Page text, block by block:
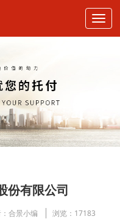
份有限公司
合景小编 浏览： 17183